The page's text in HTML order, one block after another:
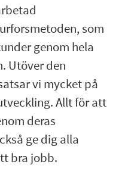
som
genom hela
Utöver den
vi mycket på
Allt för att
deras
ge dig alla
bra jobb.